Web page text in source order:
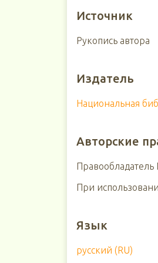
Источник
Рукопись автора
Издатель
Национальная
Авторские
Правообладатель
При
Язык
русский (RU)